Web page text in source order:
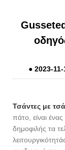
●2023-11-
Τσάντες με
πάτο, είναι
δημοφιλής τα